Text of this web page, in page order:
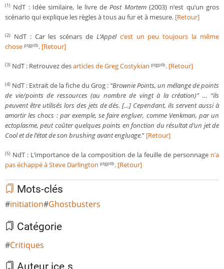
(1) NdT : Idée similaire, le livre dePost Mortem(2003) n’est qu’un gros
scénario qui explique les règles à tous au fur et à mesure. [Retour]
(2) NdT : Car les scénars de L’Appel c’est un peu toujours la même
chose ptgptb. [Retour]
(3) NdT : Retrouvez desarticles de Greg Costykian ptgptb. [Retour]
(4) NdT : Extrait de la fiche du Grog : “Brownie Points, un mélange de points
de vie/points de ressources (au nombre de vingt à la création)” … “ils
peuvent être utilisés lors des jets de dés. […] Cependant, ils servent aussi à
amortir les chocs : par exemple, se faire engluer, comme Venkman, par un
ectoplasme, peut coûter quelques points en fonction du résultat d’un jet de
Cool et de l’état de son brushing avant engluage.” [Retour]
(5) NdT : L’importance de la composition de la feuille de personnage n’a
pas échappé à Steve Darlington ptgptb. [Retour]
Mots-clés
initiation Ghostbusters
Catégorie
Critiques
Auteur.ice.s